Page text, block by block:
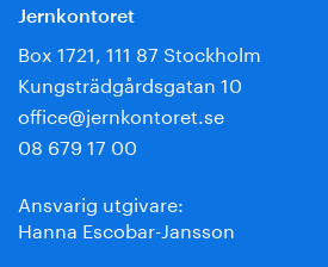
Jernkontoret
Box 1721, 111 87 Stockholm
Kungsträdgårdsgatan 10
office@jernkontoret.se
08 679 17 00
Ansvarig utgivare:
Hanna Escobar-Jansson